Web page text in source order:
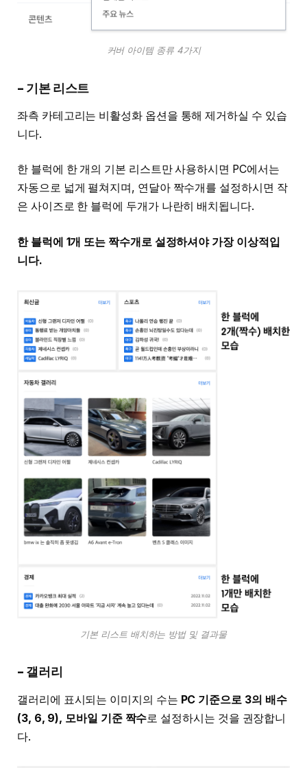
커버 아이템 종류 4가지
– 기본 리스트
좌측 카테고리는 비활성화 옵션을 통해 제거하실 수 있습
니다.
한 블럭에 한 개의 기본 리스트만 사용하시면 PC에서는
자동으로 넓게 펼쳐지며, 연달아 짝수개를 설정하시면 작
은 사이즈로 한 블럭에 두개가 나란히 배치됩니다.
한 블럭에 1개 또는 짝수개로 설정하셔야 가장 이상적입
니다.
기본 리스트 배치하는 방법 및 결과물
– 갤러리
갤러리에 표시되는 이미지의 수는 PC 기준으로 3의 배수
(3, 6, 9), 모바일 기준 짝수로 설정하시는 것을 권장합니
다.